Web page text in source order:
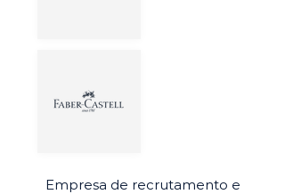
Empresa de recrutamento e